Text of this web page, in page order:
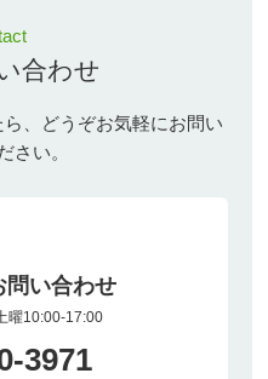
合わせ
、どうぞお気軽にお問い
さい。
問い合わせ
曜10:00-17:00
3971